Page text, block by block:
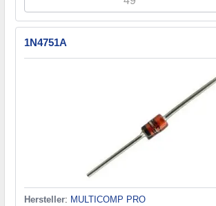
1N4751A
Hersteller: MULTICOMP PRO